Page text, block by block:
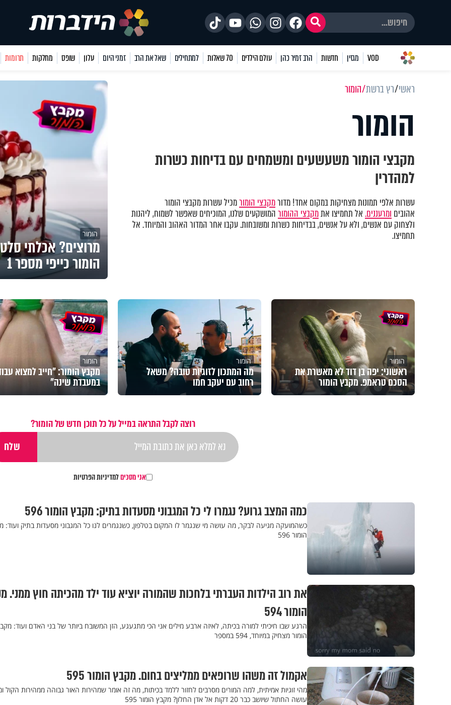
VOD מגזין חדשות הרב זמיר כהן עולם הילדים 70 שאלות למתחילים שאל את הרב זמני היום עלון שופס מחלקות תרומות
ראשי רץ ברשת הומור
הומור
מקבצי הומור משעשעים ומשמחים עם בדיחות כשרות
למהדרין
עשרות אלפי תמונות מצחיקות במקום אחד! מדורמקבצי הומורמכיל עשרות מקבצי הומור
אהובים ומרעננים.אל תחמיצו אתמקבצי ההומורהמושקעים שלנו, המוכיחים שאפשר לשמוח, ליהנות
ולצחוק עם אנשים, ולא על אנשים, בבדיחות כשרות ומשובחות. עקבו אחר המדור האהוב והמיוחד. אל
תחמיצו.
הומור
מרוצים? אכלתי
הומור כייפי מספר 1
הומור
ראשוני: יפה בן דוד לא מאשרת את
הסכם טראמפ. מקבץ הומור
הומור
מה המתכון לזוגיות טובה? משאל
רחוב עם יעקב חמו
הומור
מקבץ הומור: "חייב למצוא
במעבדת שינה"
רוצה לקבל התראה במייל על כל תוכן חדש של הומור?
אני מסכיםלמדיניות הפרטיות
כמה המצב גרוע? נגמרו לי כל המגבוני מסעדות בתיק: מקבץ הומור 596
כשהמועקה מגיעה לבקר, מה עושה מי שנגמר לו המקום בטלפון, כשנגמרים לנו כל המגבוני מסעדות בתיק ועוד:
הומור 596
את רוב הילדות העברתי בלחכות שהמורה יוציא עוד ילד מהכיתה חוץ ממני.
הומור 594
הרגע שבו חיכיתי למורה בכיתה, לאיזה ארבע מילים אני הכי מתגעגע, הזן המשובח ביותר של בני האדם ועוד:
הומור מצחיק במיוחד, 594 במספר
אקמול זה משהו שרופאים ממליצים בחום. מקבץ הומור 595
מהי זוגיות אמיתית, למה המורים מסרבים לחזור ללמד בכיתות, מה זה אומר שמהירות האור גבוהה ממהירות הקול
עושה החתול שיושב כבר 20 דקות אל אדן החלון? מקבץ הומור 595